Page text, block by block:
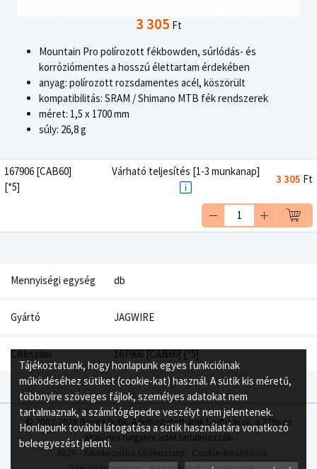
3 305 Ft
Mountain Pro polírozott fékbowden, súrlódás- és
korróziómentes a hosszú élettartam érdekében
anyag: polírozott rozsdamentes acél, köszörült
kompatibilitás: SRAM / Shimano MTB fék rendszerek
méret: 1,5 x 1700 mm
súly: 26,8 g
167906 [CAB60]
[*5]
Várható teljesítés [1-3 munkanap]
3 305 Ft
Mennyiségi egység db
Gyártó JAGWIRE
Cikkszám 167906 [CAB60] [*5]
© 2007-2026 Bringa Butik. A feltüntetett árak bruttó árak, a 27%-os
általános forgalmi adót tartalmazzák.
ÁSZF
Adatkezelési tájékoztató
Cookie-beállítások
Tájékoztatunk, hogy honlapunk egyes funkcióinak
működéséhez sütiket (cookie-kat) használ. A sütik kis méretű,
többnyire szöveges fájlok, személyes adatokat nem
tartalmaznak, a számítógépedre veszélyt nem jelentenek.
Honlapunk további látogatása a sütik használatára vonatkozó
beleegyezést jelenti.